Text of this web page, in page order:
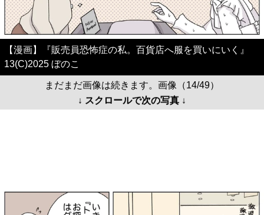
【漫画】『販売員恐怖症の私。百貨店へ服を買いにいく』
13(C)2025 ぼのこ
まだまだ画像は続きます。画像（14/49）
↓ スクロールで次の写真 ↓